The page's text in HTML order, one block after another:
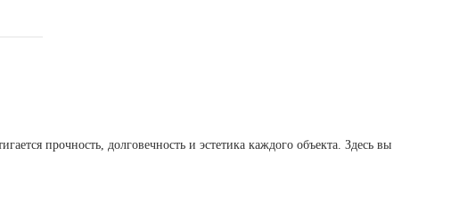
прочность, долговечность и эстетика каждого объекта. Здесь вы